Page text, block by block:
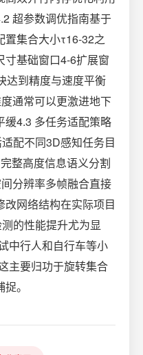
超参数调优指南基于
集合大小τ16-32之
寸基础窗口4-6扩展窗
达到精度与速度平衡
通常可以更激进地下
缓4.3 多任务适配策略
配不同3D感知任务目
整高度信息语义分割
分辨率多帧融合直接
网络结构在实际项目
的性能提升尤为显
中行人和自行车等小
主要归功于旋转集合
。